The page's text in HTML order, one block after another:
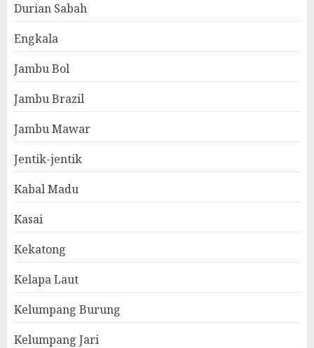
Durian Sabah
Engkala
Jambu Bol
Jambu Brazil
Jambu Mawar
Jentik-jentik
Kabal Madu
Kasai
Kekatong
Kelapa Laut
Kelumpang Burung
Kelumpang Jari